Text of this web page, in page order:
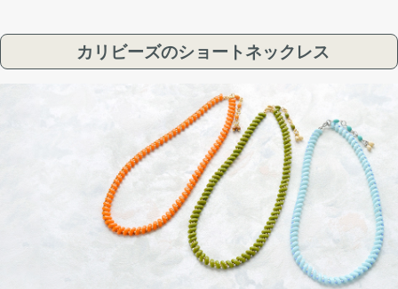
カリビーズのショートネックレス